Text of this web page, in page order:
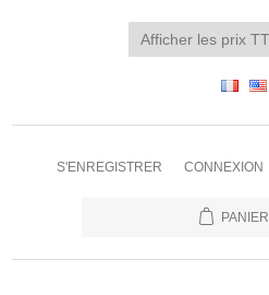
S'ENREGISTRER CONNEXION
PANIER